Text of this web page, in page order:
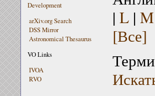
Development
arXiv.org Search
DSS Mirror
Astronomical Thesaurus
VO Links
IVOA
RVO
| L| M
[Все]